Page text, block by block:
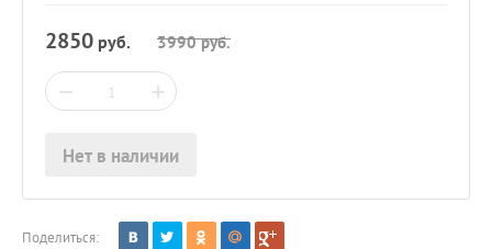
2850 руб. 3990руб.
− +
Нет в наличии
Поделиться: